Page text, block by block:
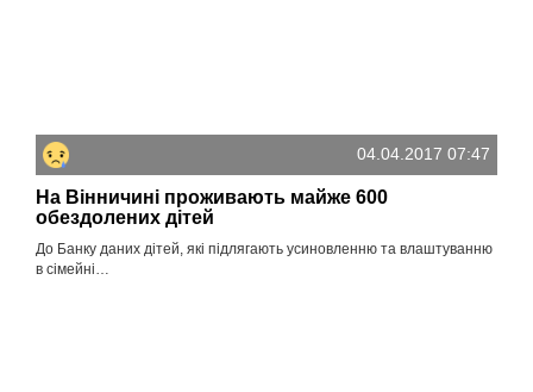
04.04.2017 07:47
На Вінничині проживають майже 600
обездолених дітей
До Банку даних дітей, які підлягають усиновленню та влаштуванню
в сімейні…